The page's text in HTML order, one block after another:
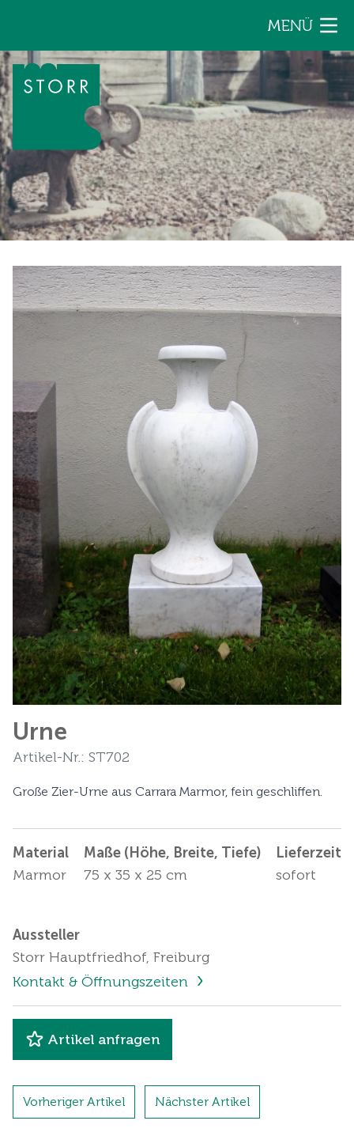
MENÜ
Urne
Artikel-Nr.: ST702
Große Zier-Urne aus Carrara Marmor, fein geschliffen.
Material
Marmor
Maße (Höhe, Breite, Tiefe)
75 x 35 x 25 cm
Lieferzeit
sofort
Aussteller
Storr Hauptfriedhof, Freiburg
Kontakt & Öffnungszeiten
Artikel anfragen
Vorheriger Artikel Nächster Artikel